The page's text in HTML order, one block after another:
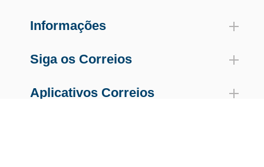
Informações
Siga os Correios
Aplicativos Correios